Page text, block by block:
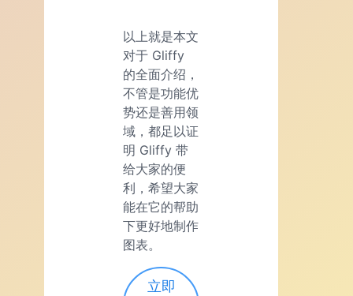
以上就是本文
对于 Gliffy
的全面介绍，
不管是功能优
势还是善用领
域，都足以证
明 Gliffy 带
给大家的便
利，希望大家
能在它的帮助
下更好地制作
图表。
立即